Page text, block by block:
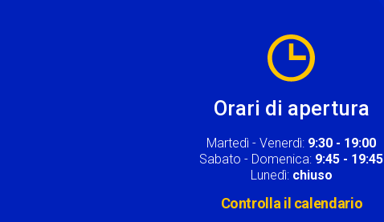
Orari di apertura
Martedì - Venerdì: 9:30 - 19:00
Sabato - Domenica: 9:45 - 19:45
Lunedì: chiuso
Controlla il calendario